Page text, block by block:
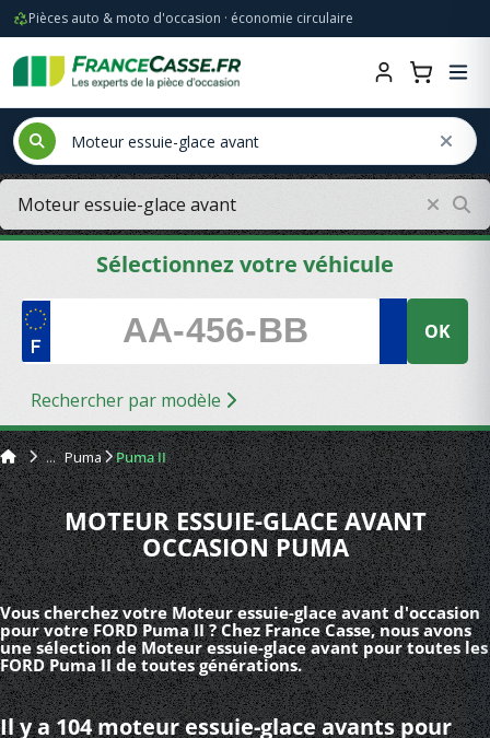
Pièces auto & moto d'occasion · économie circulaire
Sélectionnez votre véhicule
OK
Rechercher par modèle
Puma Puma II
MOTEUR ESSUIE-GLACE AVANT
OCCASION PUMA
Vous cherchez votre Moteur essuie-glace avant d'occasion
pour votre FORD Puma II ? Chez France Casse, nous avons
une sélection de Moteur essuie-glace avant pour toutes les
FORD Puma II de toutes générations.
Il y a 104 moteur essuie-glace avants pour